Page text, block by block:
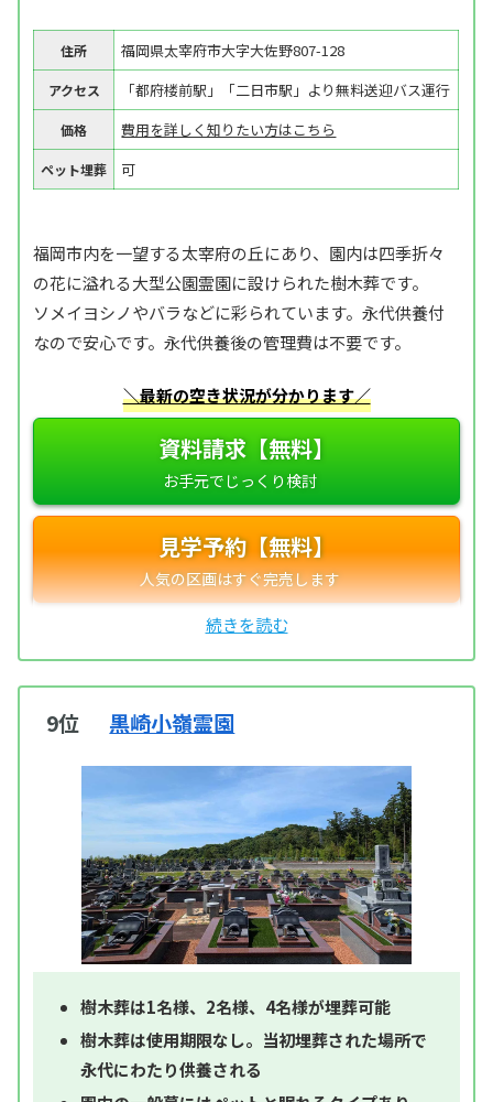
住所 福岡県太宰府市大字大佐野807-128
アクセス 「都府楼前駅」「二日市駅」より無料送迎バス運行
価格 費用を詳しく知りたい方はこちら
ペット埋葬 可
福岡市内を一望する太宰府の丘にあり、園内は四季折々
の花に溢れる大型公園霊園に設けられた樹木葬です。
ソメイヨシノやバラなどに彩られています。永代供養付
なので安心です。永代供養後の管理費は不要です。
＼最新の空き状況が分かります／
資料請求【無料】
見学予約【無料】
9位 黒崎小嶺霊園
樹木葬は1名様、2名様、4名様が埋葬可能
樹木葬は使用期限なし。当初埋葬された場所で
永代にわたり供養される